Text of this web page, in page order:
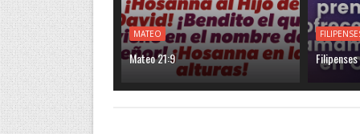
MATEO
Mateo 21:9